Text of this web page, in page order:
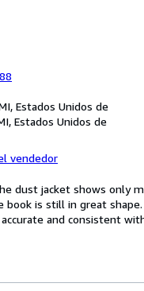
Estados Unidos de
Estados Unidos de
vendedor
dust jacket shows only
is still in great shape.
and consistent